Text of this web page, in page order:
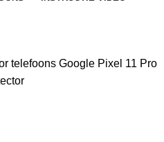
telefoonsGoogle Pixel 11 Pro